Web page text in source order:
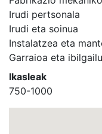
Irudi pertsonala
Irudi eta soinua
Instalatzea eta
Garraioa eta
Ikasleak
750-1000